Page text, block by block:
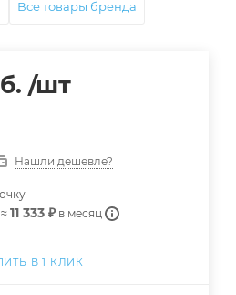
Все товары бренда
/шт
Нашли дешевле?
11 333 ₽ в месяц
В 1 КЛИК